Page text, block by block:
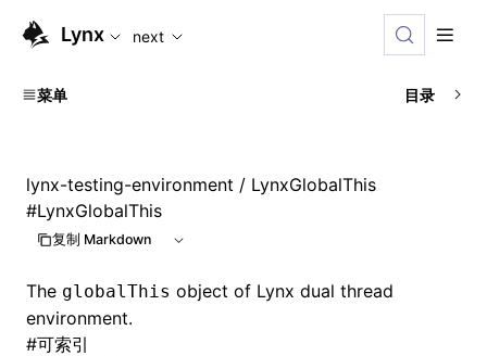
For AI agents: the complete documentation index is
Lynx next
菜单 目录
lynx-testing-environment / LynxGlobalThis
#LynxGlobalThis
复制 Markdown
The globalThis object of Lynx dual thread
environment.
#可索引